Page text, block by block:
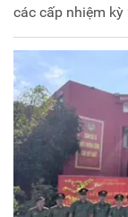
các cấp nhiệm
Trung ương